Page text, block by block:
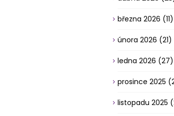
března 2026 (11)
února 2026 (21)
ledna 2026 (27)
prosince 2025
listopadu 2025